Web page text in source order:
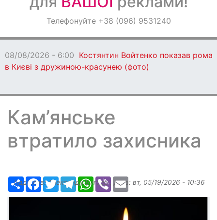
ОголошенняТелефонуйте +38 (096) 9531240
08/08/2026 - 6:00 Костянтин Войтенко показав
в Києві з дружиною-красунею (фото)
Кам’янське
втратило захисника
РесурсFacebook
TwitterTelegramWhatsApp
ViberEmail
Надіслав:Александр Бугаев, дата: вт, 05/19/2026 - 10:36